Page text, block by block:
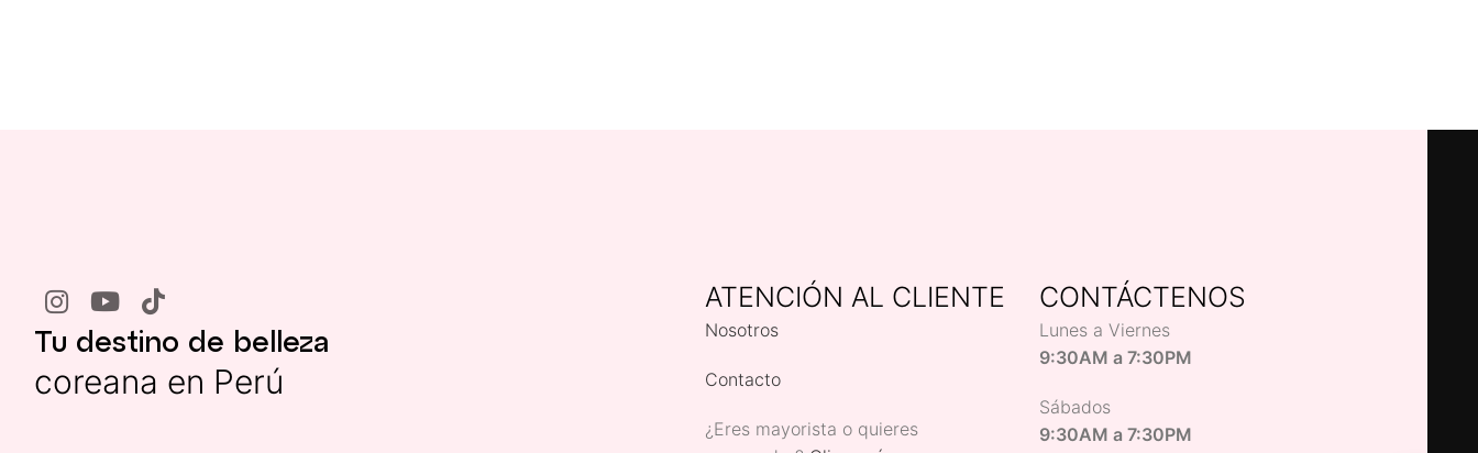
Tu destino de belleza
coreana en Perú
ATENCIÓN AL CLIENTE
Nosotros
Contacto
¿Eres mayorista o quieres
CONTÁCTENOS
Lunes a Viernes
9:30AM a 7:30PM
Sábados
9:30AM a 7:30PM